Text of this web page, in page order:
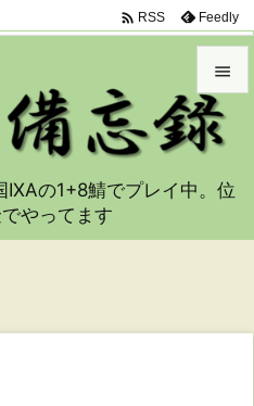


メニュ
サイド
 RSS Feedly
の1+8鯖でプレイ中。位
やってます